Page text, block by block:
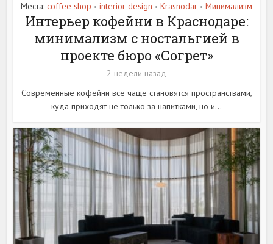
Места: coffee shop • interior design • Krasnodar • Минимализм
Интерьер кофейни в Краснодаре:
минимализм с ностальгией в
проекте бюро «Согрет»
2 недели назад
Современные кофейни все чаще становятся пространствами,
куда приходят не только за напитками, но и...